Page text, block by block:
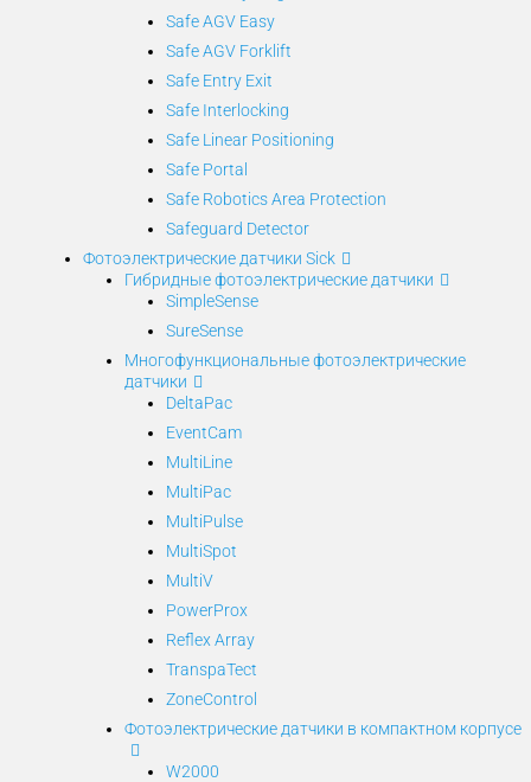
Safe AGV Easy
Safe AGV Forklift
Safe Entry Exit
Safe Interlocking
Safe Linear Positioning
Safe Portal
Safe Robotics Area Protection
Safeguard Detector
Фотоэлектрические датчики Sick
Гибридные фотоэлектрические датчики
SimpleSense
SureSense
Многофункциональные фотоэлектрические
датчики
DeltaPac
EventCam
MultiLine
MultiPac
MultiPulse
MultiSpot
MultiV
PowerProx
Reflex Array
TranspaTect
ZoneControl
Фотоэлектрические датчики в компактном корпусе
W2000